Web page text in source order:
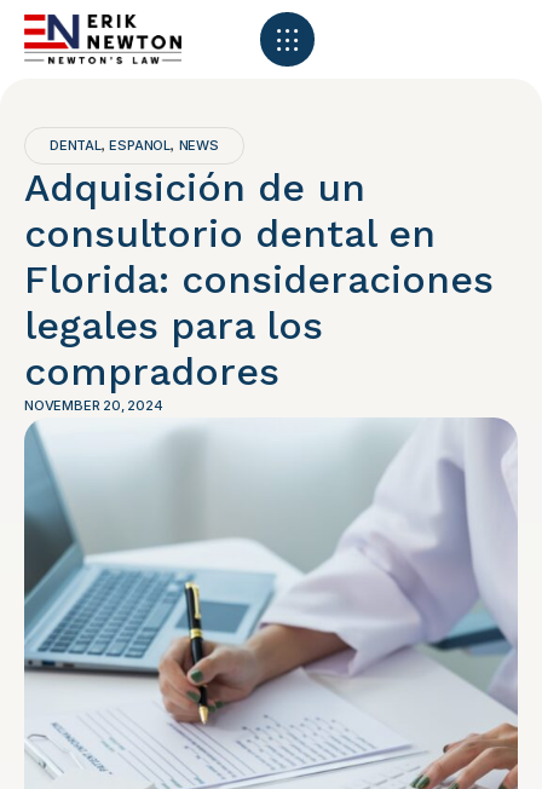
DENTAL,ESPANOL, NEWS
Adquisición de un
consultorio dental en
Florida: consideraciones
legales para los
compradores
NOVEMBER 20, 2024